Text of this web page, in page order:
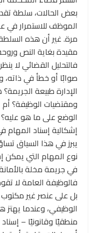
بعض الحالات، سلطة
الموظف للاستمرار في
مرة. غير أن هذه
مقيدة بغاية النص
فالتحليل القضائي لا
صوابًا أو خطأ في ذاته،
الإدارة طبيعة
ومقتضيات الوظيفة؟
الوضع على ما هو عليه؟
إشكالية إسناد المهام
يبرز في هذا السياق
نوع المهام التي
في جريمة مخلة
فالوظيفة العامة لا
بل على عنصر غير
الوظيفي، وعندما يهتز
منطقيًا وقانونيًا –